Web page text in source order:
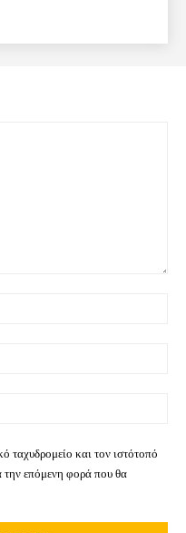
ταχυδρομείο και τον ιστότοπό
την επόμενη φορά που θα